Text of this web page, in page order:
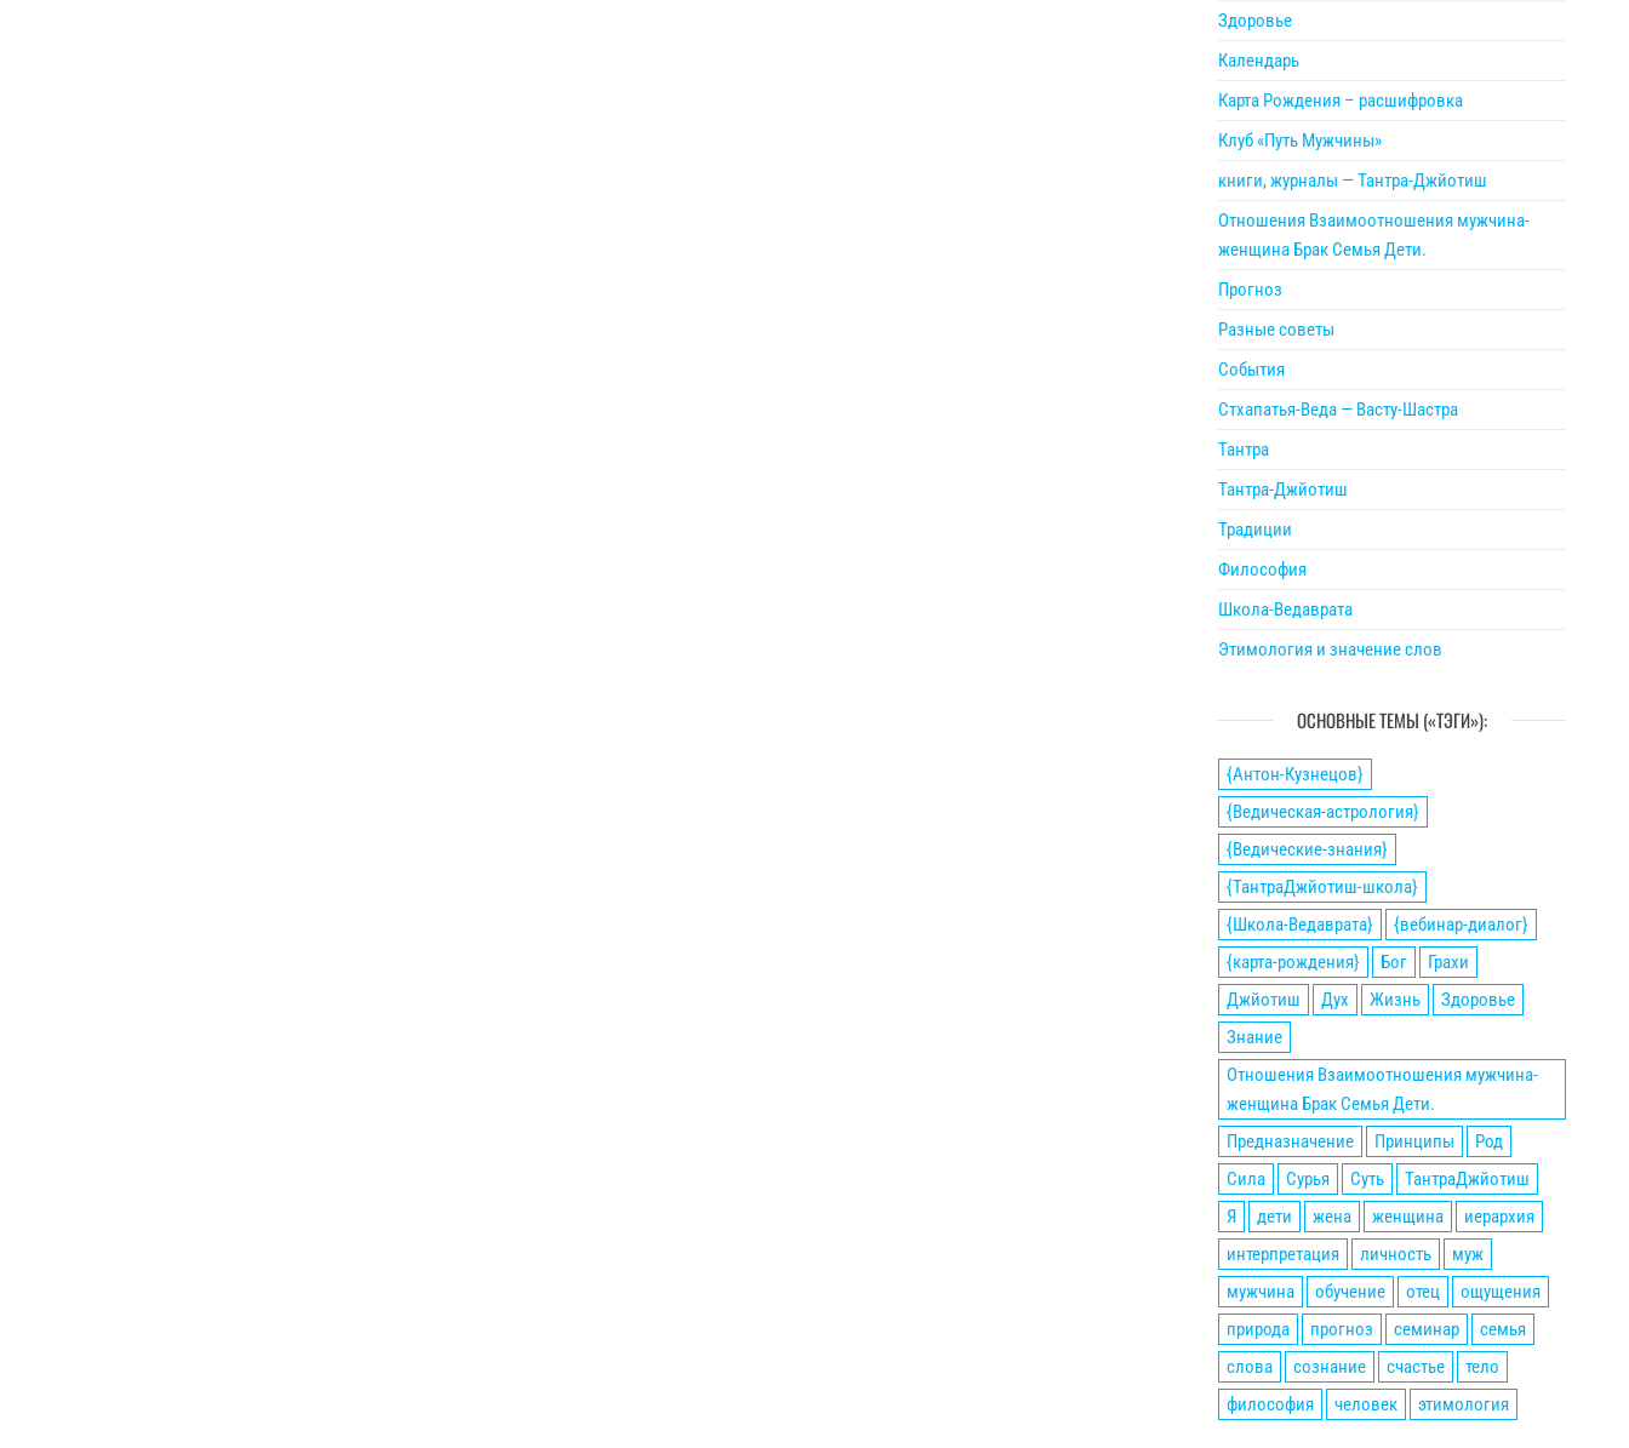
Здоровье
Календарь
Карта Рождения – расшифровка
Клуб «Путь Мужчины»
книги, журналы — Тантра-Джйотиш
Отношения Взаимоотношения мужчина-
женщина Брак Семья Дети.
Прогноз
Разные советы
События
Стхапатья-Веда — Васту-Шастра
Тантра
Тантра-Джйотиш
Традиции
Философия
Школа-Ведаврата
Этимология и значение слов
ОСНОВНЫЕ ТЕМЫ («ТЭГИ»):
{Антон-Кузнецов}
{Ведическая-астрология}
{Ведические-знания}
{ТантраДжйотиш-школа}
{Школа-Ведаврата}
{вебинар-диалог}
{карта-рождения}
Бог
Грахи
Джйотиш
Дух Жизнь
Здоровье
Знание
Отношения Взаимоотношения мужчина-
женщина Брак Семья Дети.
Предназначение
Принципы
Род
Сила
Сурья Суть
ТантраДжйотиш
Я
дети жена женщина
иерархия
интерпретация
личность
муж
мужчина
обучение отец
ощущения
природа
прогноз семинар
семья
слова
сознание счастье
тело
философия
человек этимология